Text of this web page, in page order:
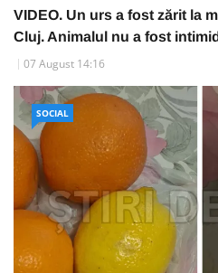
VIDEO. Un urs a fost zărit la
Cluj. Animalul nu a fost
07 August 14:16
SOCIAL